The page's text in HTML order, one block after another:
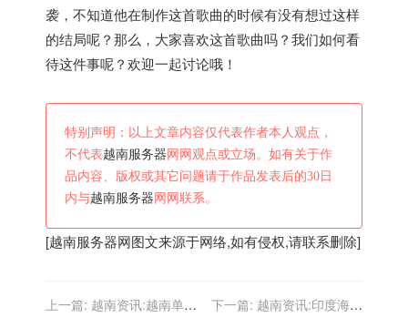
袭，不知道他在制作这首歌曲的时候有没有想过这样
的结局呢？那么，大家喜欢这首歌曲吗？我们如何看
待这件事呢？欢迎一起讨论哦！
特别声明：以上文章内容仅代表作者本人观点，
不代表越南服务器 网网观点或立场。如有关于作
品内容、版权或其它问题请于作品发表后的30日
内与越南服务器 网网联系。
[越南服务器网图文来源于网络,如有侵权,请联系删除]
上一篇: 越南资讯:越南单日
下一篇: 越南资讯:印度海军